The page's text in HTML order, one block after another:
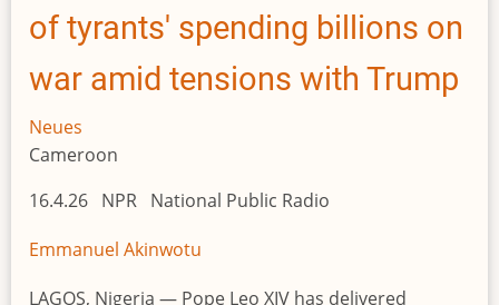
wants
40%
stake
after
company
projects
up
of tyrants' spending billions on
war amid tensions with Trump
Neues
Cameroon
16.4.26 NPR National Public Radio
Emmanuel Akinwotu
LAGOS, Nigeria — Pope Leo XIV has delivered